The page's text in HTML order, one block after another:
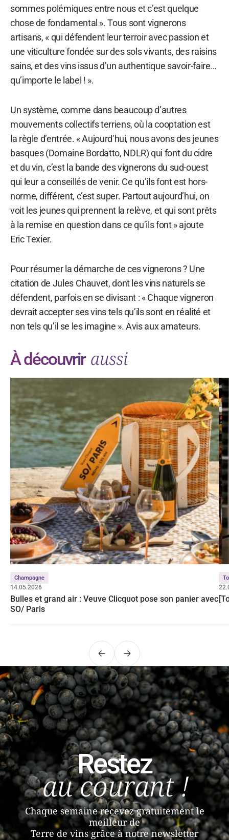
sommes polémiques entre nous et c’est quelque
chose de fondamental ». Tous sont vignerons
artisans, « qui défendent leur terroir avec passion et
une viticulture fondée sur des sols vivants, des raisins
sains, et des vins issus d’un authentique savoir-faire…
qu’importe le label ! ».
Un système, comme dans beaucoup d’autres
mouvements collectifs terriens, où la cooptation est
la règle d’entrée. « Aujourd’hui, nous avons des jeunes
basques (Domaine Bordatto, NDLR) qui font du cidre
et du vin, c’est la bande des vignerons du sud-ouest
qui leur a conseillés de venir. Ce qu’ils font est hors-
norme, différent, c’est super. Partout aujourd’hui, on
voit les jeunes qui prennent la relève, et qui sont prêts
à la remise en question dans ce qu’ils font » ajoute
Eric Texier.
Pour résumer la démarche de ces vignerons ? Une
citation de Jules Chauvet, dont les vins naturels se
défendent, parfois en se divisant : « Chaque vigneron
devrait accepter ses vins tels qu’ils sont en réalité et
non tels qu’il se les imagine ». Avis aux amateurs.
À découvrir aussi
Champagne
14.05.2026
Bulles et grand air : Veuve Clicquot pose son panier avec
SO/ Paris
PrécédentSuivant
Restez
au courant !
Chaque semaine recevez gratuitement le
meilleur de
Terre de vins grâce à notre newsletter